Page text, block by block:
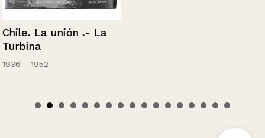
Chile. La unión .- La
Turbina
1936 - 1952